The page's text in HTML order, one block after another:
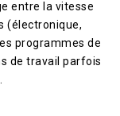
entre la vitesse
(électronique,
programmes de
de travail parfois